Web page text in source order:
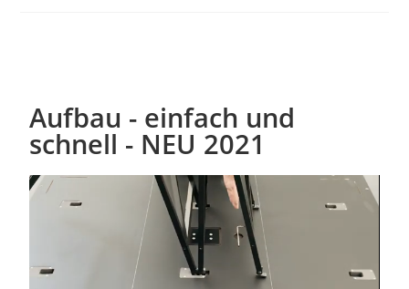
Aufbau - einfach und
schnell - NEU 2021